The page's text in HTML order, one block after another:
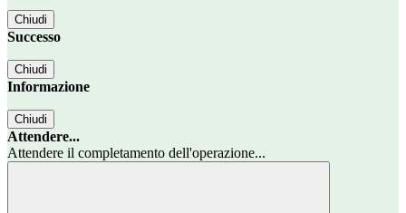
Chiudi
Successo
Chiudi
Informazione
Chiudi
Attendere...
Attendere il completamento dell'operazione...